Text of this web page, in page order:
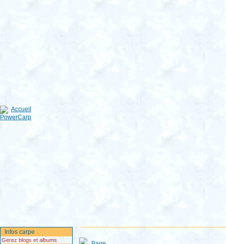
Infos carpe
Gerez blogs et albums